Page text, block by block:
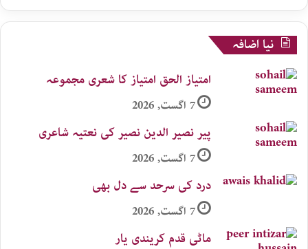
نیا اضافہ
امتیاز الحق امتیاز کا شعری مجموعہ
7 اگست, 2026
پیر نصیر الدین نصیر کی نعتیہ شاعری
7 اگست, 2026
درد کی سرحد سے دل بھی
7 اگست, 2026
ماٹی قدم کریندی یار